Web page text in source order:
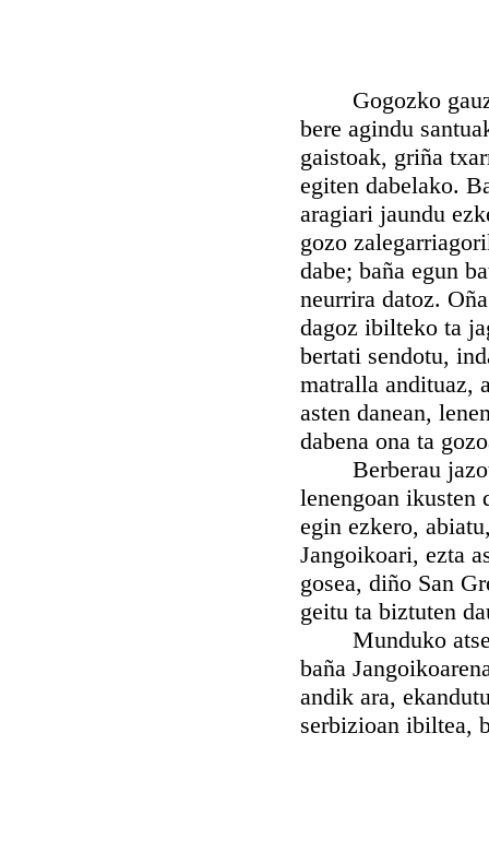
Gogozko gauza
bere agindu
gaistoak, griña
egiten dabelako.
aragiari jaundu
gozo
dabe; baña egun
neurrira datoz.
dagoz ibilteko ta
bertati sendotu,
matralla andituaz,
asten danean,
dabena ona ta
Berberau
lenengoan ikusten
egin ezkero,
Jangoikoari, ezta
gosea, diño San
geitu ta biztuten
Munduko
baña
andik ara,
serbizioan ibiltea,